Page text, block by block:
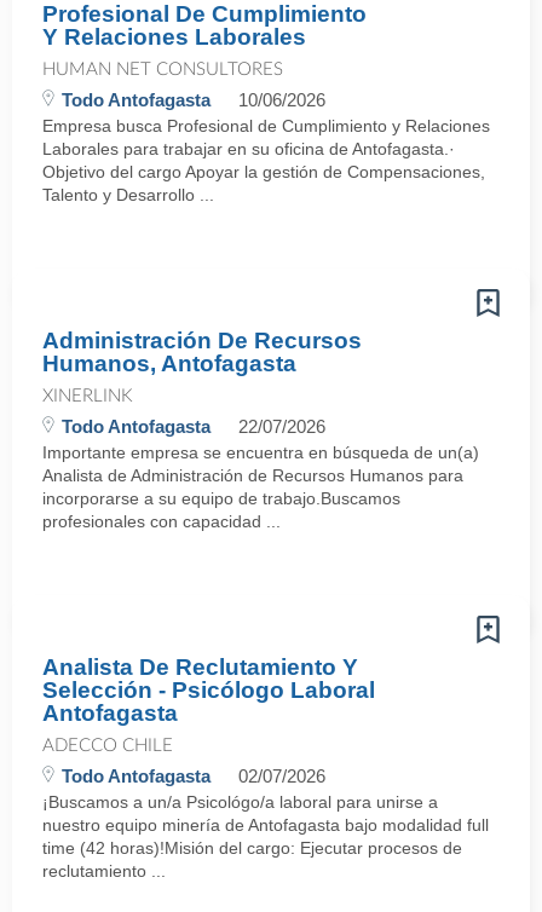
Profesional De Cumplimiento
Y Relaciones Laborales
HUMAN NET CONSULTORES
Todo Antofagasta 10/06/2026
Empresa busca Profesional de Cumplimiento y Relaciones
Laborales para trabajar en su oficina de Antofagasta.·
Objetivo del cargo Apoyar la gestión de Compensaciones,
Talento y Desarrollo ...
Administración De Recursos
Humanos, Antofagasta
XINERLINK
Todo Antofagasta 22/07/2026
Importante empresa se encuentra en búsqueda de un(a)
Analista de Administración de Recursos Humanos para
incorporarse a su equipo de trabajo.Buscamos
profesionales con capacidad ...
Analista De Reclutamiento Y
Selección - Psicólogo Laboral
Antofagasta
ADECCO CHILE
Todo Antofagasta 02/07/2026
¡Buscamos a un/a Psicológo/a laboral para unirse a
nuestro equipo minería de Antofagasta bajo modalidad full
time (42 horas)!Misión del cargo: Ejecutar procesos de
reclutamiento ...